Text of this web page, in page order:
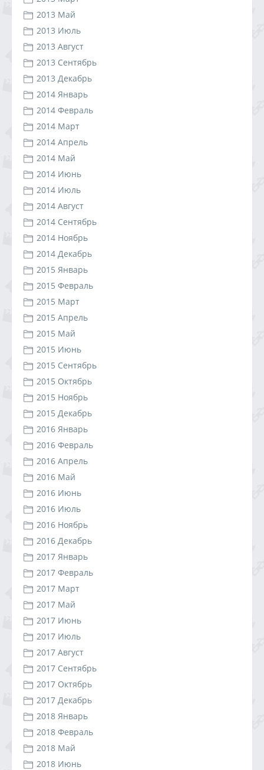
2013 Май
2013 Июль
2013 Август
2013 Сентябрь
2013 Декабрь
2014 Январь
2014 Февраль
2014 Март
2014 Апрель
2014 Май
2014 Июнь
2014 Июль
2014 Август
2014 Сентябрь
2014 Ноябрь
2014 Декабрь
2015 Январь
2015 Февраль
2015 Март
2015 Апрель
2015 Май
2015 Июнь
2015 Сентябрь
2015 Октябрь
2015 Ноябрь
2015 Декабрь
2016 Январь
2016 Февраль
2016 Апрель
2016 Май
2016 Июнь
2016 Июль
2016 Ноябрь
2016 Декабрь
2017 Январь
2017 Февраль
2017 Март
2017 Май
2017 Июнь
2017 Июль
2017 Август
2017 Сентябрь
2017 Октябрь
2017 Декабрь
2018 Январь
2018 Февраль
2018 Май
2018 Июнь